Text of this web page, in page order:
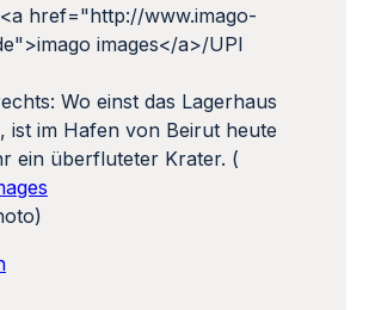
Wo einst das Lagerhaus
ist im Hafen von Beirut heute
ein überfluteter Krater. (